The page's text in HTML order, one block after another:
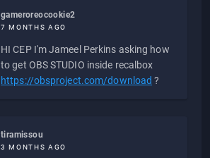
gameroreocookie2
7 MONTHS AGO
HI CEP I'm Jameel Perkins asking how
to get OBS STUDIO inside recalbox
https://obsproject.com/download ?
tiramissou
3 MONTHS AGO